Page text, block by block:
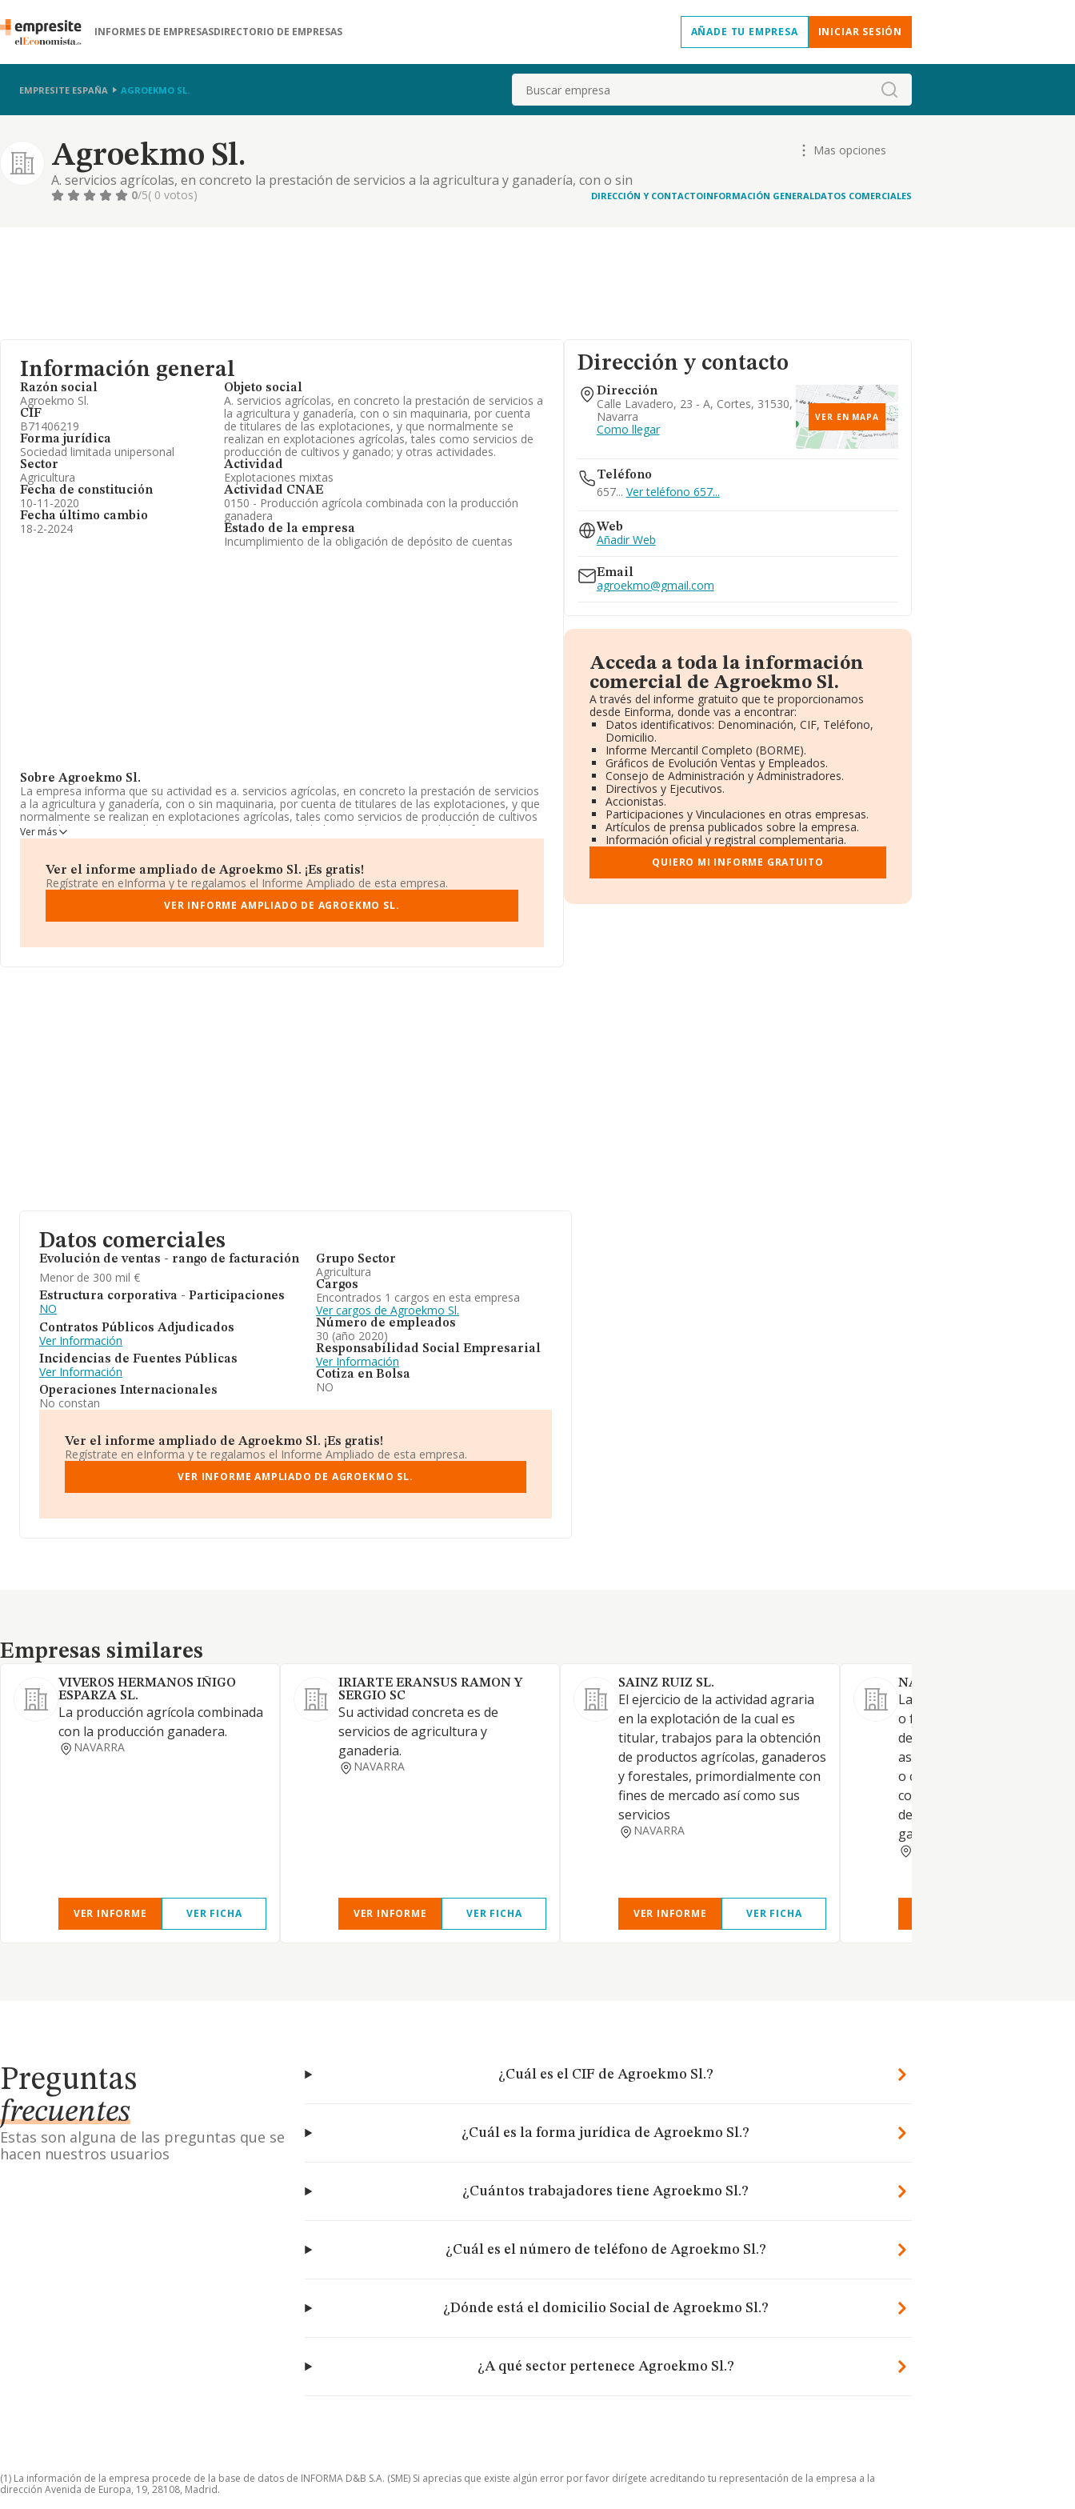
INFORMES DE EMPRESASDIRECTORIO DE EMPRESAS AÑADE TU EMPRESA INICIAR SESIÓN
EMPRESITE ESPAÑA AGROEKMO SL. Buscar
Agroekmo Sl.
A. servicios agrícolas, en concreto la prestación de servicios a la agricultura y ganadería, con o sin
maquinaria, por cuenta de titulares de las explotaciones, y que normalmente se realizan en
Mas opciones
0/5( 0 votos) DIRECCIÓN Y CONTACTOINFORMACIÓN GENERALDATOS COMERCIALES
Información general
Razón social
Agroekmo Sl.
CIF
B71406219
Forma jurídica
Sociedad limitada unipersonal
Sector
Agricultura
Fecha de constitución
10-11-2020
Fecha último cambio
18-2-2024
Objeto social
A. servicios agrícolas, en concreto la prestación de servicios a
la agricultura y ganadería, con o sin maquinaria, por cuenta
de titulares de las explotaciones, y que normalmente se
realizan en explotaciones agrícolas, tales como servicios de
producción de cultivos y ganado; y otras actividades.
Actividad
Explotaciones mixtas
Actividad CNAE
0150 - Producción agrícola combinada con la producción
ganadera
Estado de la empresa
Incumplimiento de la obligación de depósito de cuentas
Sobre Agroekmo Sl.
La empresa informa que su actividad es a. servicios agrícolas, en concreto la prestación de servicios
a la agricultura y ganadería, con o sin maquinaria, por cuenta de titulares de las explotaciones, y que
normalmente se realizan en explotaciones agrícolas, tales como servicios de producción de cultivos
y ganado; y otras actividades. La empresa es una Sociedad Limitada. La actividad de referencia
CNAE corresponde a 'Producción agrícola combinada con la producción ganadera', cuyo Código es
Su correo esagroekmo@gmail.com.
Agroekmo S.L, con NIF B71406219, está situada en Calle Lavadero núm. 23 A,
(31530), Cortes, Navarra.
En relación con el sector y disponiendo de los datos de hasta 9.787 empresas, a nivel nacional la
Ver más
Ver el informe ampliado de Agroekmo Sl. ¡Es gratis!
Regístrate en eInforma y te regalamos el Informe Ampliado de esta empresa.
VER INFORME AMPLIADO DE AGROEKMO SL.
Dirección y contacto
Dirección
Calle Lavadero, 23 - A, Cortes, 31530,
Navarra
Como llegar
VER EN MAPA
Teléfono
657... Ver teléfono 657...
Web
Añadir Web
Email
agroekmo@gmail.com
Acceda a toda la información
comercial de Agroekmo Sl.
A través del informe gratuito que te proporcionamos
desde Einforma, donde vas a encontrar:
Datos identificativos: Denominación, CIF, Teléfono,
Domicilio.
Informe Mercantil Completo (BORME).
Gráficos de Evolución Ventas y Empleados.
Consejo de Administración y Administradores.
Directivos y Ejecutivos.
Accionistas.
Participaciones y Vinculaciones en otras empresas.
Artículos de prensa publicados sobre la empresa.
Información oficial y registral complementaria.
QUIERO MI INFORME GRATUITO
Datos comerciales
Evolución de ventas - rango de facturación
Menor de 300 mil €
Estructura corporativa - Participaciones
NO
Contratos Públicos Adjudicados
Ver Información
Incidencias de Fuentes Públicas
Ver Información
Operaciones Internacionales
No constan
Grupo Sector
Agricultura
Cargos
Encontrados 1 cargos en esta empresa
Ver cargos de Agroekmo Sl.
Número de empleados
30 (año 2020)
Responsabilidad Social Empresarial
Ver Información
Cotiza en Bolsa
NO
Ver el informe ampliado de Agroekmo Sl. ¡Es gratis!
Regístrate en eInforma y te regalamos el Informe Ampliado de esta empresa.
VER INFORME AMPLIADO DE AGROEKMO SL.
Empresas similares
Empresas similares
VIVEROS HERMANOS IÑIGO
ESPARZA SL.
La producción agrícola combinada
con la producción ganadera.
NAVARRA
VER INFORME VER FICHA
IRIARTE ERANSUS RAMON Y
SERGIO SC
Su actividad concreta es de
servicios de agricultura y
ganaderia.
NAVARRA
VER INFORME VER FICHA
SAINZ RUIZ SL.
El ejercicio de la actividad agraria
en la explotación de la cual es
titular, trabajos para la obtención
de productos agrícolas, ganaderos
y forestales, primordialmente con
fines de mercado así como sus
servicios
NAVARRA
VER INFORME VER FICHA
NAVARROLOR SL.
La explotación agrícola,
o forestal tanto de fincas
de su propiedad como
así como en régimen de
o cualquier otro. La
comercialización de
derivados de la actividad
ganadera y otros
Preguntas
frecuentes
Estas son alguna de las preguntas que se
hacen nuestros usuarios
¿Cuál es el CIF de Agroekmo Sl.?
¿Cuál es la forma jurídica de Agroekmo Sl.?
¿Cuántos trabajadores tiene Agroekmo Sl.?
¿Cuál es el número de teléfono de Agroekmo Sl.?
¿Dónde está el domicilio Social de Agroekmo Sl.?
¿A qué sector pertenece Agroekmo Sl.?
(1) La información de la empresa procede de la base de datos de INFORMA D&B S.A. (SME) Si aprecias que existe algún error por favor dirígete acreditando tu representación de la empresa a la
dirección Avenida de Europa, 19, 28108, Madrid.